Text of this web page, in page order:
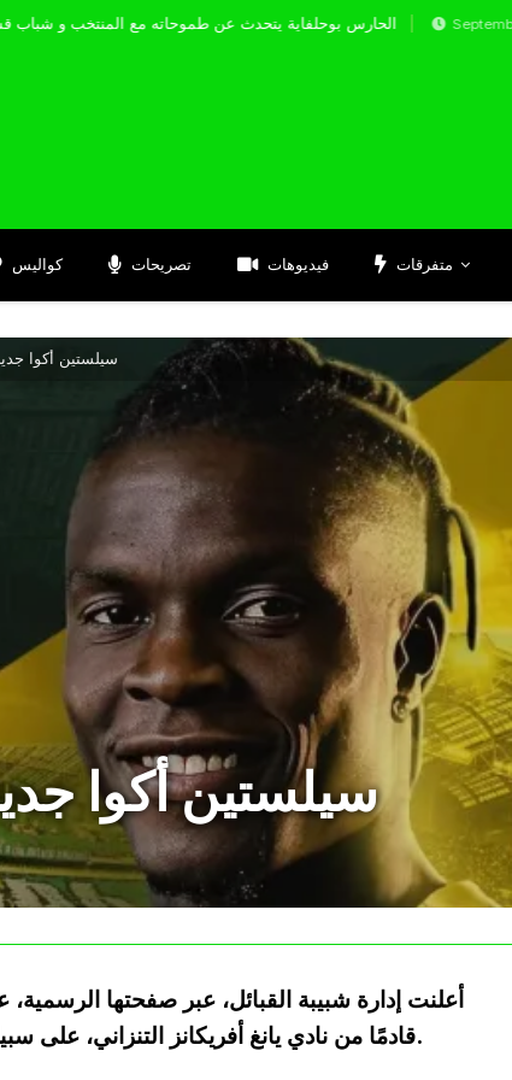
الحارس بوحلفاية يتحدث عن طموحاته مع Septembre 17, 2024
كواليس تصريحات فيديوهات متفرقات
سيلستين أكوا
سيلستين أكوا
أعلنت إدارة شبيبة القبائل، عبر صفحتها
قادمًا من نادي يانغ أفريكانز التنزاني، على سبيل الإعارة لمدة موسم واحد مع أحقية الشراء.